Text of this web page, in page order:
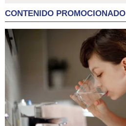
CONTENIDO PROMOCIONADO